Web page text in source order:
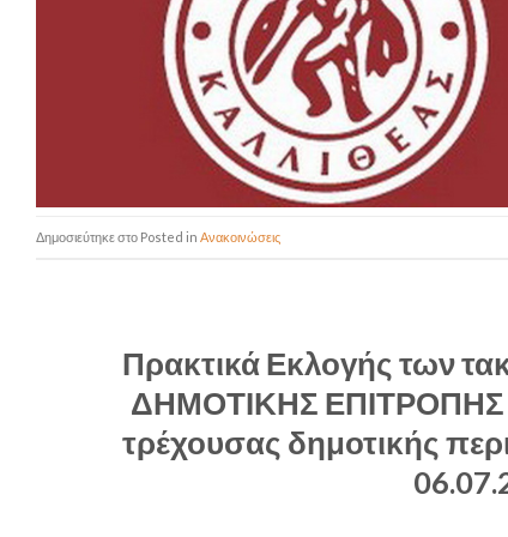
Posted in Ανακοινώσεις
Πρακτικά Εκλογής των
ΔΗΜΟΤΙΚΗΣ ΕΠΙΤΡΟΠΗΣ
τρέχουσας δημοτικής